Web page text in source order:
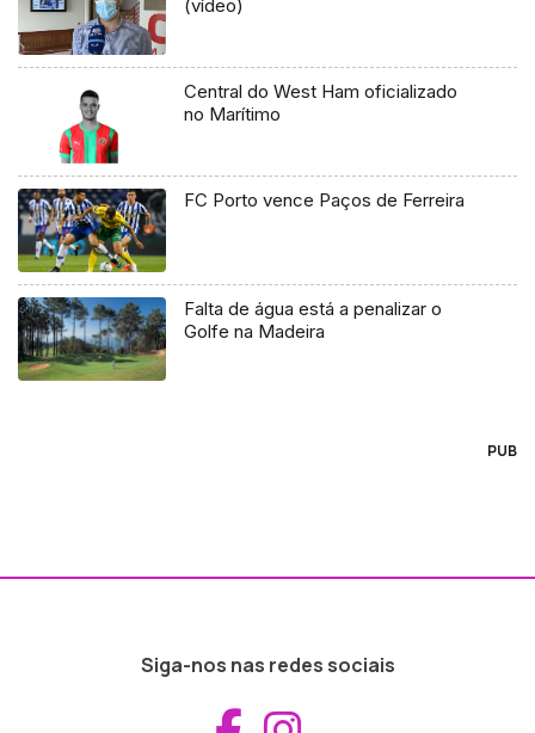
(vídeo)
Central do West Ham oficializado
no Marítimo
FC Porto vence Paços de Ferreira
Falta de água está a penalizar o
Golfe na Madeira
PUB
Siga-nos nas redes sociais